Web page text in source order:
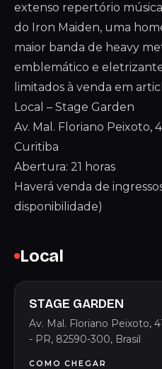
extenso repertório
do Iron Maiden, uma
maior banda de heavy
emblemático e eletrizante
limitados à venda em
Local – Stage Garden
Av. Mal. Floriano Peixoto,
Curitiba
Abertura: 21 horas
Haverá venda de
disponibilidade)
Local
STAGE GARDEN
Av. Mal. Floriano Peixoto,
- PR, 82590-300, Brasil
COMO CHEGAR